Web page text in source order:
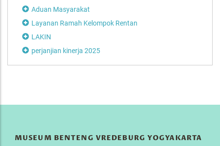
Aduan Masyarakat
Layanan Ramah Kelompok Rentan
LAKIN
perjanjian kinerja 2025
MUSEUM BENTENG VREDEBURG YOGYAKARTA